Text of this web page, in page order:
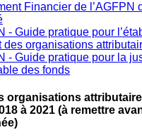
Financier de l’AGFPN
‐ Guide pratique pour
des organisations
‐ Guide pratique pour la
des fonds
organisations
à 2021 (à remettre